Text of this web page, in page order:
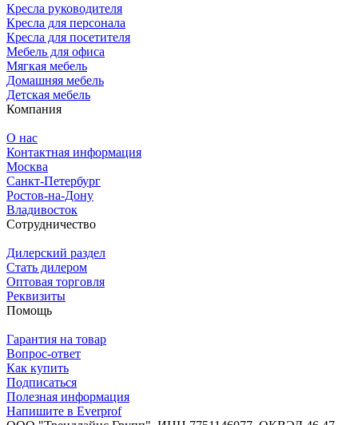
Кресла руководителя
Кресла для персонала
Кресла для посетителя
Мебель для офиса
Мягкая мебель
Домашняя мебель
Детская мебель
Компания
О нас
Контактная информация
Москва
Санкт-Петербург
Ростов-на-Дону
Владивосток
Сотрудничество
Дилерский раздел
Стать дилером
Оптовая торговля
Реквизиты
Помощь
Гарантия на товар
Вопрос-ответ
Как купить
Подписаться
Полезная информация
Напишите в Everprof